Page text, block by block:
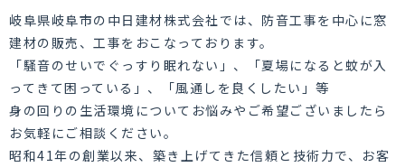
岐阜県岐阜市の中日建材株式会社では、防音工事を中心に窓
建材の販売、工事をおこなっております。
「騒音のせいでぐっすり眠れない」、「夏場になると蚊が入
ってきて困っている」、「風通しを良くしたい」等
身の回りの生活環境についてお悩みやご希望ございましたら
お気軽にご相談ください。
昭和41年の創業以来、築き上げてきた信頼と技術力で、お客